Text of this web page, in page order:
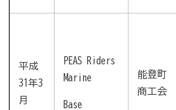
平成
31年3
月
PEAS Riders
Marine
Base
能登町
商工会